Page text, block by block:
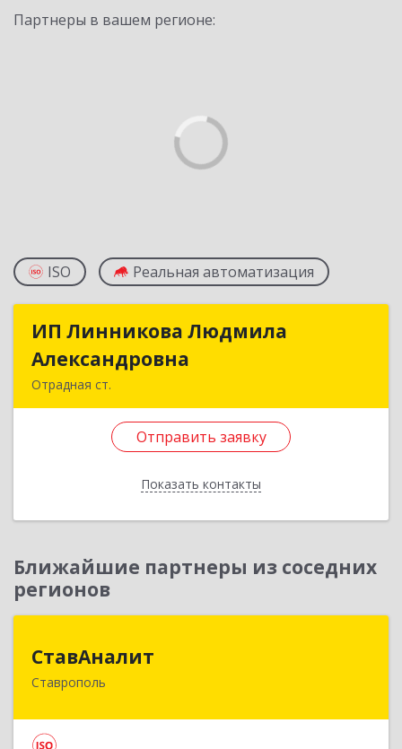
Партнеры в вашем регионе:
ISO Реальная автоматизация
ИП Линникова Людмила
Александровна
Отрадная ст.
Отправить заявку
Показать контакты
ИП Линникова Людмила
н, Отрадная ст-ца, Курортная ул, дом № 39Б
Ближайшие партнеры из соседних
регионов
СтавАналит
Ставрополь
355045, Ставропольский край, Ставрополь г,